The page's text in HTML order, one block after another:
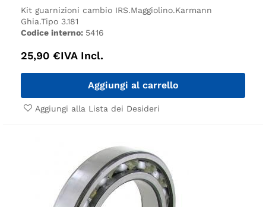
Kit guarnizioni cambio IRS.Maggiolino.Karmann
Ghia.Tipo 3.181
Codice interno: 5416
25,90 €IVA Incl.
Aggiungi al carrello
Aggiungi alla Lista dei Desideri